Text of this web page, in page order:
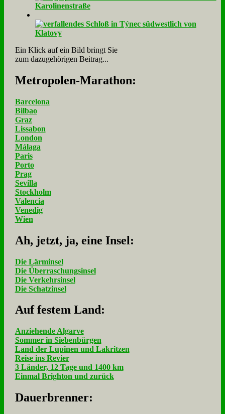
Ein Klick auf ein Bild bringt Sie
zum dazugehörigen Beitrag...
Me­tro­po­len-Ma­ra­thon:
Barcelona
Bilbao
Graz
Lissabon
London
Málaga
Paris
Porto
Prag
Sevilla
Stockholm
Valencia
Venedig
Wien
Ah, jetzt, ja, ei­ne In­sel:
Die Lärminsel
Die Überraschungsinsel
Die Verkehrsinsel
Die Schatzinsel
Auf fe­stem Land:
Anziehende Algarve
Sommer in Siebenbürgen
Land der Lupinen und Lakritzen
Reise ins Revier
3 Länder, 12 Tage und 1400 km
Einmal Brighton und zurück
Dau­er­bren­ner: